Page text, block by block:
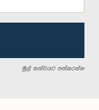
මුල් තත්වයට පත්කරන්න